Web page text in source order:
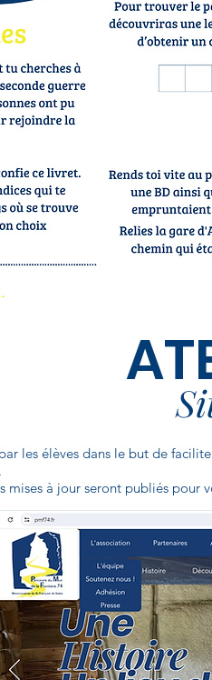
les élèves dans le but de
mises à jour seront publiés pour